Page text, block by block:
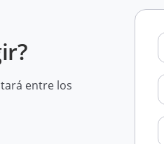
entre los